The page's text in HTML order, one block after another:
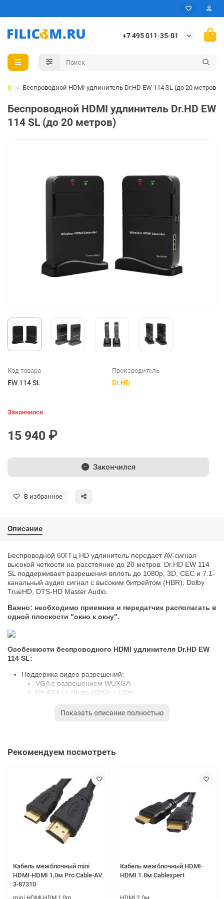
+7 495 011-35-01
Беспроводной HDMI удлинитель Dr.HD EW 114 SL (до 20 метров)
Беспроводной HDMI удлинитель Dr.HD EW
114 SL (до 20 метров)
Код товара
EW 114 SL
Производитель
Dr.HD
Закончился
15 940 ₽
Закончился
В избранное
Описание
Беспроводной 60ГГц HD удлинитель передает AV-сигнал
высокой четкости на расстояние до 20 метров. Dr.HD EW 114
SL поддерживает разрешения вплоть до 1080p, 3D, CEC и 7.1-
канальный аудио сигнал с высоким битрейтом (HBR), Dolby
TrueHD, DTS-HD Master Audio.
Важно: необходимо приемник и передатчик располагать в
одной плоскости "окно к окну".
Особенности беспроводного HDMI удлинителя Dr.HD EW
114 SL:
Поддержка видео разрешений:
VGA с разрешением WUXGA
От 480i / 576i до 1080p / 720p
Совместимость с WiHD 1.1
Передача несжатого AV-потока высокой четкости
Поддержка CEC команд
Спецификация беспроводного HDMI удлинителя Dr.HD EW
114 SL:
Частотный диапазон: 60 ГГц
Входной HDMI: до 1080p@60 Гц
Выходной HDMI: до 1080p@60 Гц
Разъем USB (передатчик/ приемник): микро-USB
Габариты (мм): 90х56x15
Масса (г): Передатчик - 155, Приемник - 153
Рабочая температура: 0°С
Показать описание полностью
Рекомендуем посмотреть
Кабель межблочный mini
HDMI-HDMI 1,0м Pro Cable-AV
3-87310
Кабель межблочный HDMI-
HDMI 1.8м Cablexpert